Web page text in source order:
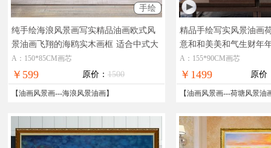
手绘
纯手绘海浪风景画写实精品油画欧式风
景油画飞翔的海鸥实木画框 适合中式大
型酒店客厅海湾风景油画
A：150*85CM画芯
￥599 原价： 1500
【油画风景画---海浪风景油画】
精品手绘写实风景油画
意和和美美和气生财年
中式荷花风景油画
A：155*90CM画芯
￥1499 原价
【油画风景画---荷塘风景油